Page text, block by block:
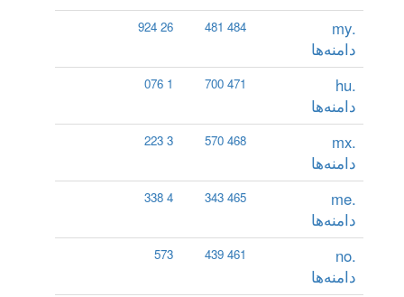
.my
دامنه‌ها
484 481
26 924
.hu
دامنه‌ها
471 700
1 076
.mx
دامنه‌ها
468 570
3 223
.me
دامنه‌ها
465 343
4 338
.no
دامنه‌ها
461 439
573